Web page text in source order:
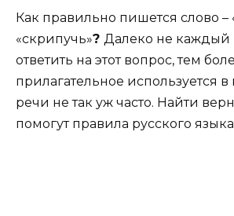
Как правильно пишется слово –
«скрипучь»? Далеко не каждый
ответить на этот вопрос, тем
прилагательное используется
речи не так уж часто. Найти
помогут правила русского